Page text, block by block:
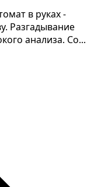
в руках -
Разгадывание
тайн снов может потребовать глубокого анализа. Со...